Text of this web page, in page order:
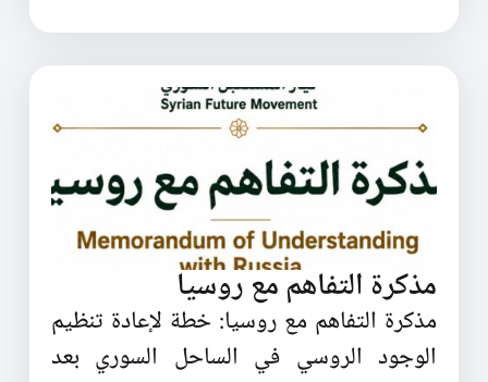
مذكرة التفاهم مع روسيا
مذكرة التفاهم مع روسيا: خطة لإعادة تنظيم
الوجود الروسي في الساحل السوري بعد